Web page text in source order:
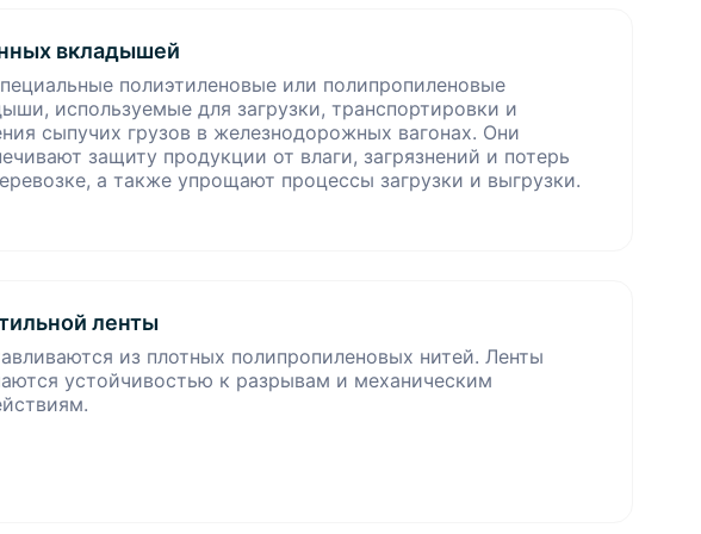
вкладышей
полиэтиленовые или полипропиленовые
используемые для загрузки, транспортировки и
сыпучих грузов в железнодорожных вагонах. Они
защиту продукции от влаги, загрязнений и потерь
а также упрощают процессы загрузки и выгрузки.
ленты
из плотных полипропиленовых нитей. Ленты
устойчивостью к разрывам и механическим